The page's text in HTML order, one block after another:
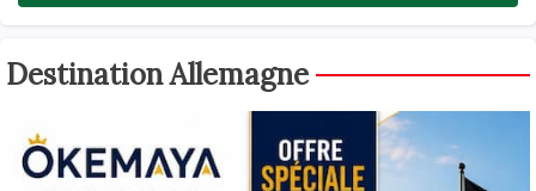
Destination Allemagne